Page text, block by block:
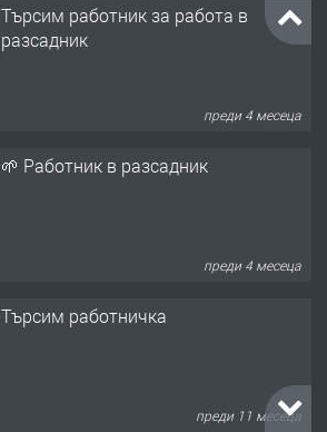
Търсим работник за работа в
разсадник
преди 4 месеца
🌱 Работник в разсадник
преди 4 месеца
Търсим работничка
преди 11 месеца